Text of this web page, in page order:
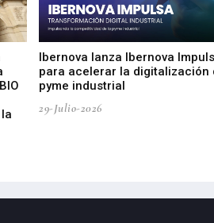
Ibernova lanza Ibernova
para acelerar la digitalización
pyme industrial
29-Julio-2026